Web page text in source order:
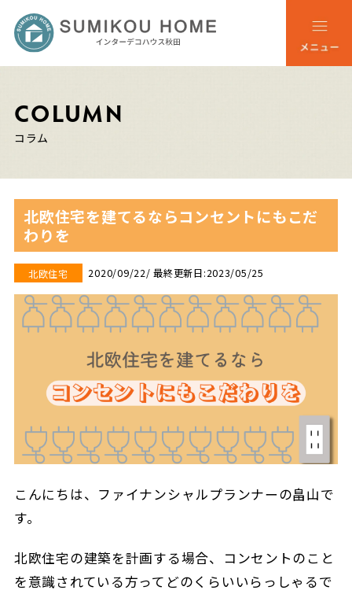
COLUMN
コラム
北欧住宅を建てるならコンセントにもこだ
わりを
北欧住宅 2020/09/22/ 最終更新日:2023/05/25
こんにちは、ファイナンシャルプランナーの畠山で
す。
北欧住宅の建築を計画する場合、コンセントのこと
を意識されている方ってどのくらいいらっしゃるで